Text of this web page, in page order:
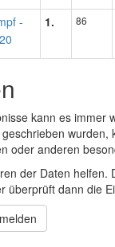
-
1. 86
kann es
oder anderen
der Daten
überprüft dann die